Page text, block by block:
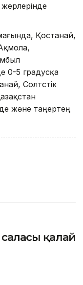
Қостанай,
0-5 градусқа
Солтүстiк
және таңертең
қалай